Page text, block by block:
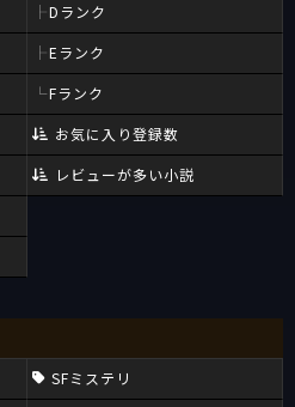
Dランク
Eランク
Fランク
お気に入り登録数
レビューが多い小説
SFミステリ